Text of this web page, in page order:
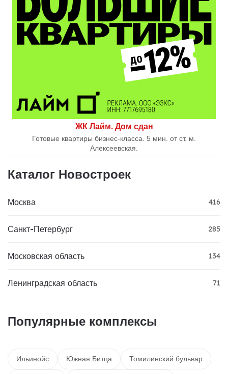
ЖК Лайм. Дом сдан
Готовые квартиры бизнес-класса. 5 мин. от ст. м.
Алексеевская.
Каталог Новостроек
Москва 416
Санкт-Петербург 285
Московская область 134
Ленинградская область 71
Популярные комплексы
Ильинойс Южная Битца Томилинский бульвар